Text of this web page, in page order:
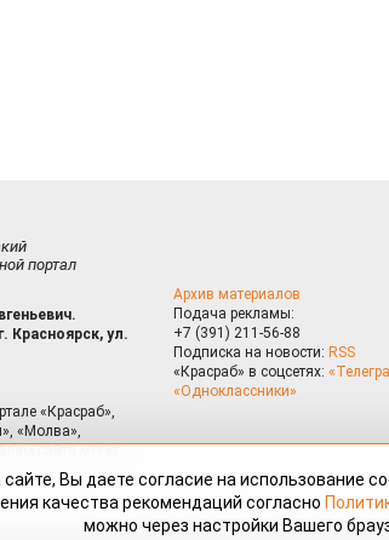
портал
Красноярск, ул.
«Красраб»,
«Молва»,
сайта могут
Архив материалов
Подача рекламы:
+7 (391) 211-56-88
Подписка на новости: RSS
«Красраб» в соцсетях:
«Одноклассники»
Вы даете согласие на использование
качества рекомендаций согласно
можно через настройки Вашего